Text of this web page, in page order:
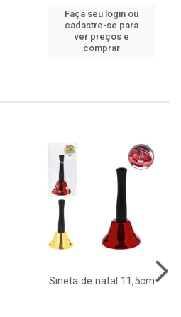
Faça seu login ou
cadastre-se para
ver preços e
comprar
Sineta de natal 11,5cm